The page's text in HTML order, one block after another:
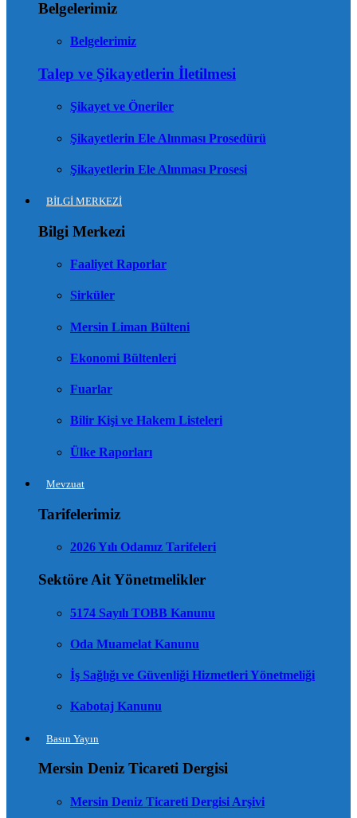
Belgelerimiz
Belgelerimiz
Talep ve Şikayetlerin İletilmesi
Şikayet ve Öneriler
Şikayetlerin Ele Alınması Prosedürü
Şikayetlerin Ele Alınması Prosesi
BİLGİ MERKEZİ
Bilgi Merkezi
Faaliyet Raporlar
Sirküler
Mersin Liman Bülteni
Ekonomi Bültenleri
Fuarlar
Bilir Kişi ve Hakem Listeleri
Ülke Raporları
Mevzuat
Tarifelerimiz
2026 Yılı Odamız Tarifeleri
Sektöre Ait Yönetmelikler
5174 Sayılı TOBB Kanunu
Oda Muamelat Kanunu
İş Sağlığı ve Güvenliği Hizmetleri Yönetmeliği
Kabotaj Kanunu
Basın Yayın
Mersin Deniz Ticareti Dergisi
Mersin Deniz Ticareti Dergisi Arşivi